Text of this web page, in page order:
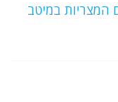
המצריות במיטב